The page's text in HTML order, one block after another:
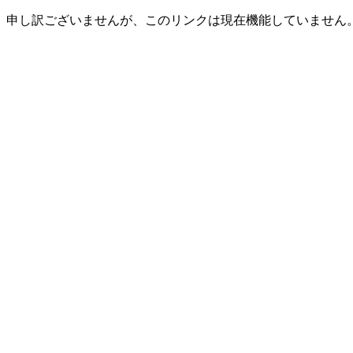
申し訳ございませんが、このリンクは現在機能していません